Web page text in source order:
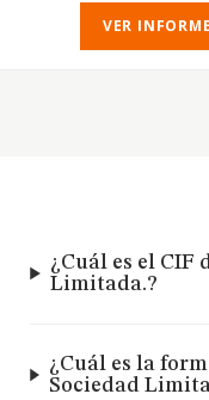
VER INFORME
¿Cuál es el CIF
Limitada.?
¿Cuál es la
Sociedad